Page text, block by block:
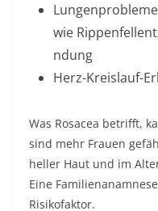
Lungenprobleme
wie
ndung
Herz-Kreislauf-
Was Rosacea betrifft,
sind mehr Frauen
heller Haut und im
Eine
Risikofaktor.